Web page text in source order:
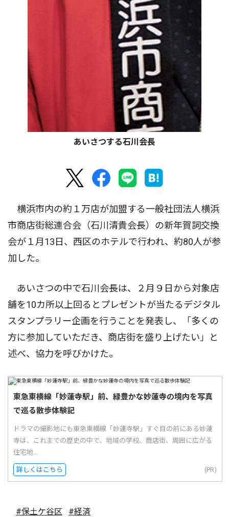
あいさつする石川会長
横浜市内の約１万店が加盟する一般社団法人横浜
市商店街総連合会（石川清貴会長）の新年賀詞交換
会が１月13日、西区のホテルで行われ、約80人が参
加した。
あいさつの中で石川会長は、２月９日から対象店
舗を10カ所以上回るとプレゼントが当たるデジタル
スタンプラリー企画を行うことを発表し、「多くの
方に参加していただき、商店街を盛り上げたい」と
述べ、協力を呼びかけた。
東急東横線「妙蓮寺駅」前、緑豊かな妙蓮寺の境内を写真
で巡る散歩体験記
ドラマの撮影地にも東急東横線「妙蓮寺駅」すぐ目の前にある妙蓮
寺は、これまでの歴史の中で、地域の学校、商店街、周囲に広がる
住宅地...
詳しくはこちら (PR)
#保土ケ谷区 #経済